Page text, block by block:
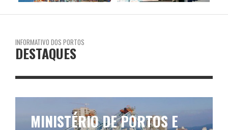
INFORMATIVO DOS PORTOS
DESTAQUES
MINISTÉRIO DE PORTOS E